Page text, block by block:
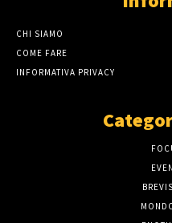
CHI SIAMO
COME FARE
INFORMATIVA PRIVACY